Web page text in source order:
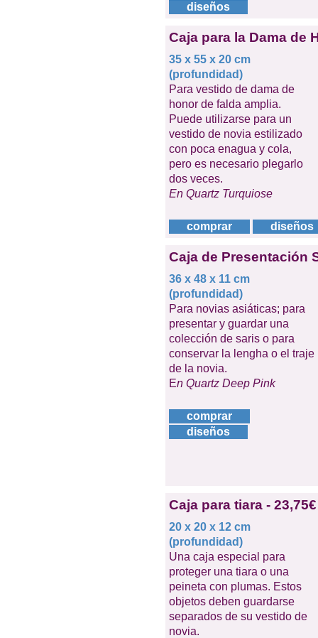
diseños
Caja para la Dama de
35 x 55 x 20 cm
(profundidad)
Para vestido de dama de
honor de falda amplia.
Puede utilizarse para un
vestido de novia estilizado
con poca enagua y cola,
pero es necesario plegarlo
dos veces.
En Quartz Turquiose
comprar diseños
Caja de Presentación
36 x 48 x 11 cm
(profundidad)
Para novias asiáticas; para
presentar y guardar una
colección de saris o para
conservar la lengha o el traje
de la novia.
En Quartz Deep Pink
comprar
diseños
Caja para tiara - 23,75€
20 x 20 x 12 cm
(profundidad)
Una caja especial para
proteger una tiara o una
peineta con plumas. Estos
objetos deben guardarse
separados de su vestido de
novia.